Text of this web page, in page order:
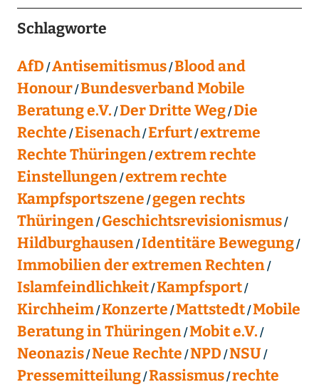
Schlagworte
AfD Antisemitismus Blood and
Honour Bundesverband Mobile
Beratung e.V. Der Dritte Weg Die
Rechte Eisenach Erfurt extreme
Rechte Thüringen extrem rechte
Einstellungen extrem rechte
Kampfsportszene gegen rechts
Thüringen Geschichtsrevisionismus
Hildburghausen Identitäre Bewegung
Immobilien der extremen Rechten
Islamfeindlichkeit Kampfsport
Kirchheim Konzerte Mattstedt Mobile
Beratung in Thüringen Mobit e.V.
Neonazis Neue Rechte NPD NSU
Pressemitteilung Rassismus rechte